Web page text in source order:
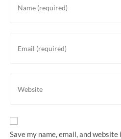
your
username
your
your
URL
Save my name, email, and